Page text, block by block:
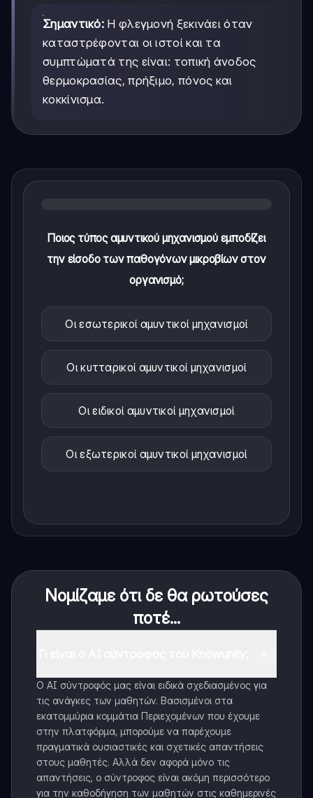
Σημαντικό: Η φλεγμονή ξεκινάει όταν
καταστρέφονται οι ιστοί και τα
συμπτώματά της είναι: τοπική άνοδος
θερμοκρασίας, πρήξιμο, πόνος και
κοκκίνισμα.
Ποιος τύπος αμυντικού μηχανισμού εμποδίζει
την είσοδο των παθογόνων μικροβίων στον
οργανισμό;
Οι εσωτερικοί αμυντικοί μηχανισμοί
Οι κυτταρικοί αμυντικοί μηχανισμοί
Οι ειδικοί αμυντικοί μηχανισμοί
Οι εξωτερικοί αμυντικοί μηχανισμοί
Νομίζαμε ότι δε θα ρωτούσες
ποτέ...
Ο AI σύντροφός μας είναι ειδικά σχεδιασμένος για
τις ανάγκες των μαθητών. Βασισμένοι στα
εκατομμύρια κομμάτια Περιεχομένων που έχουμε
στην πλατφόρμα, μπορούμε να παρέχουμε
πραγματικά ουσιαστικές και σχετικές απαντήσεις
στους μαθητές. Αλλά δεν αφορά μόνο τις
απαντήσεις, ο σύντροφος είναι ακόμη περισσότερο
για την καθοδήγηση των μαθητών στις καθημερινές